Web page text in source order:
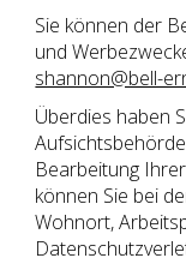
Sie können der
und
shannon@bell-
Überdies haben
Bearbeitung
können Sie bei
Wohnort,